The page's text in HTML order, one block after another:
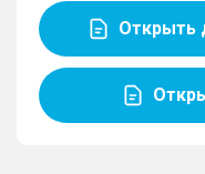
Открыть